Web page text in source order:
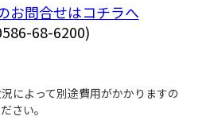
お問合せはコチラへ
68-6200)
によって別途費用がかかりますの
さい。